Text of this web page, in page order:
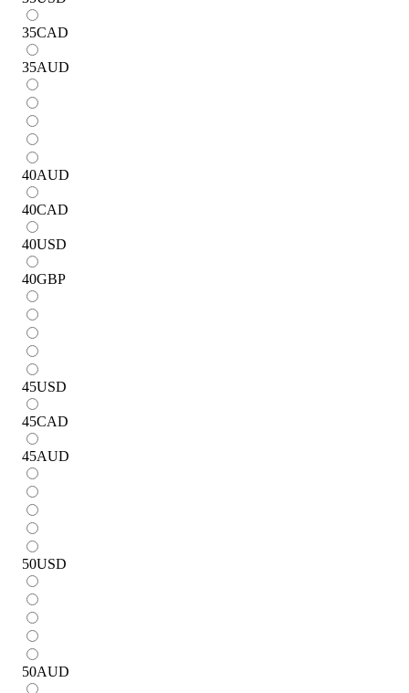
35CAD
35AUD
40AUD
40CAD
40USD
40GBP
45USD
45CAD
45AUD
50USD
50AUD